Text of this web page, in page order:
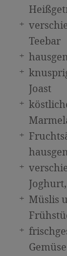
Teebar
Joast
Müslis
Gemüse